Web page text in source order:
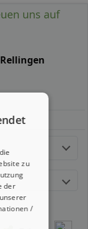
uns auf
zu
der
/